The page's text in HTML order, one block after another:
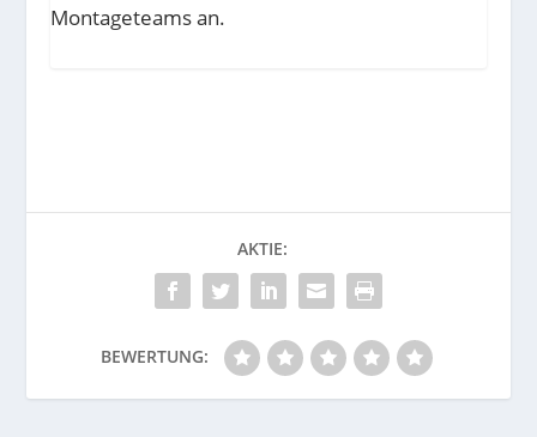
Montageteams an.
AKTIE:
BEWERTUNG: